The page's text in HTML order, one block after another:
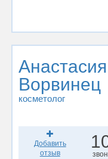
Анастасия
Ворвинец
косметолог
Добавить
отзыв